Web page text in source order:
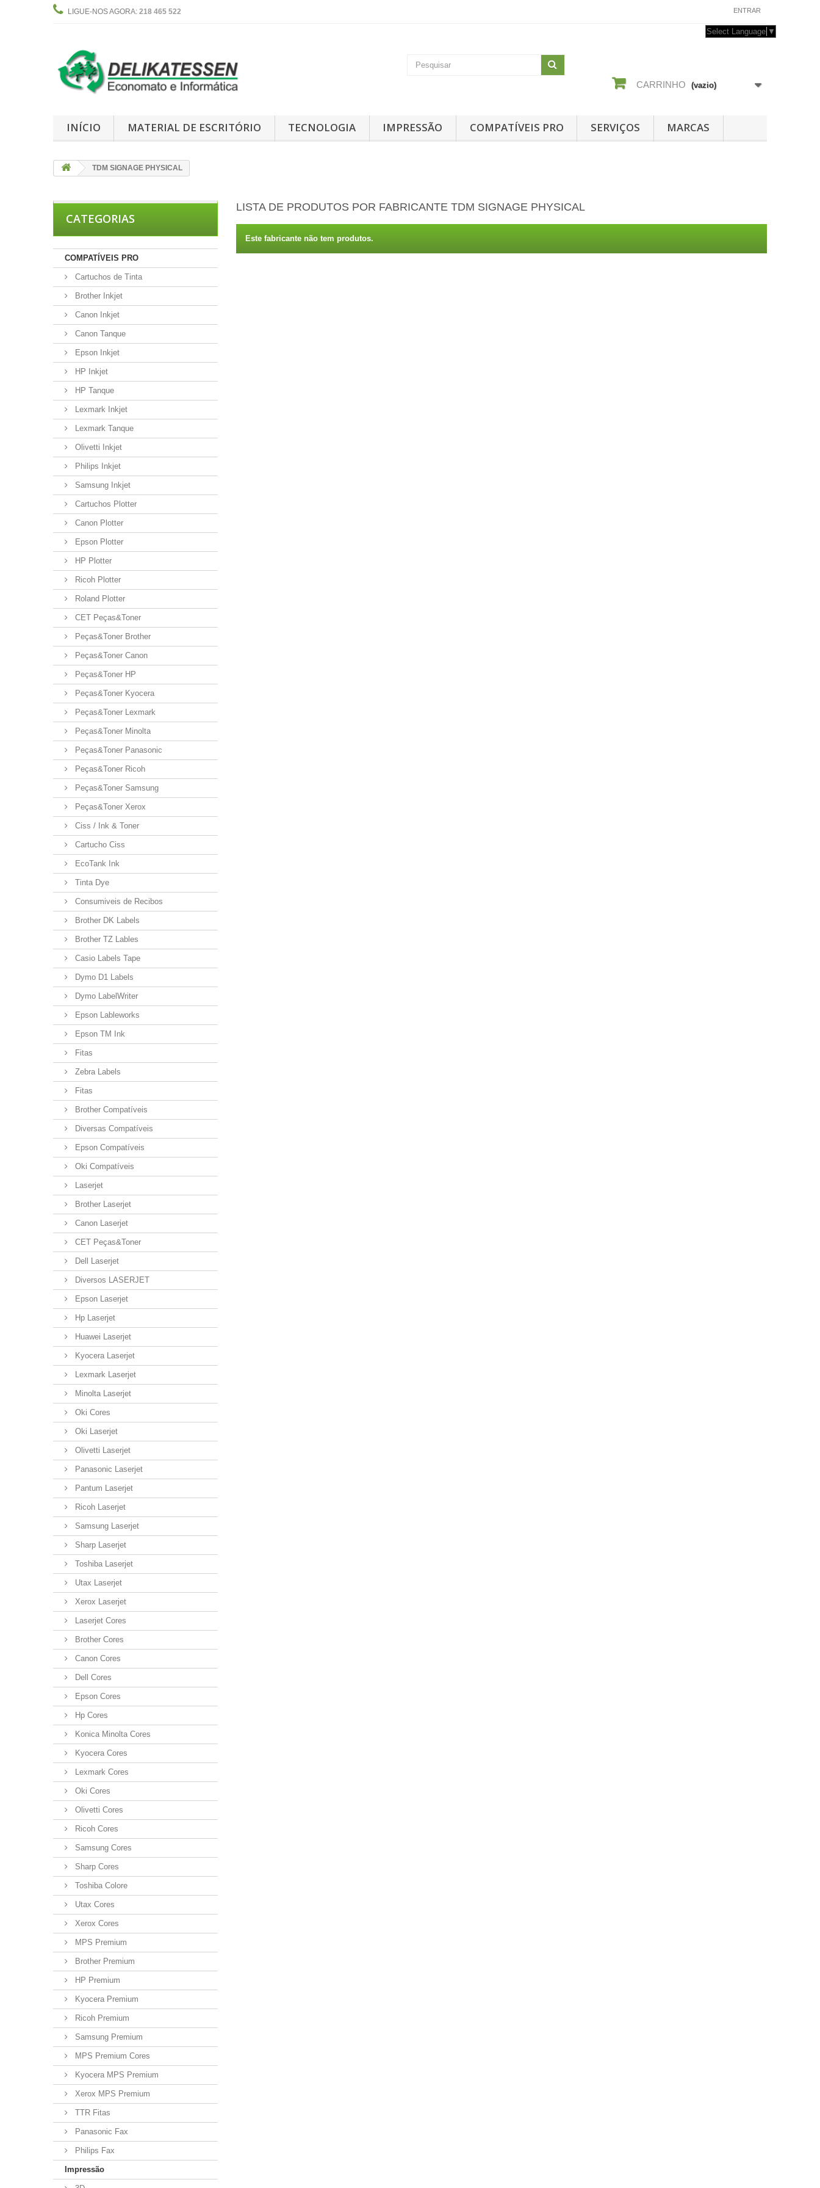
ENTRAR
LIGUE-NOS AGORA: 218 465 522
Select Language ▼
CARRINHO (vazio)
INÍCIO MATERIAL DE ESCRITÓRIO TECNOLOGIA IMPRESSÃO COMPATÍVEIS PRO SERVIÇOS MARCAS
TDM SIGNAGE PHYSICAL
CATEGORIAS
COMPATÍVEIS PRO
Cartuchos de Tinta
Brother Inkjet
Canon Inkjet
Canon Tanque
Epson Inkjet
HP Inkjet
HP Tanque
Lexmark Inkjet
Lexmark Tanque
Olivetti Inkjet
Philips Inkjet
Samsung Inkjet
Cartuchos Plotter
Canon Plotter
Epson Plotter
HP Plotter
Ricoh Plotter
Roland Plotter
CET Peças&Toner
Peças&Toner Brother
Peças&Toner Canon
Peças&Toner HP
Peças&Toner Kyocera
Peças&Toner Lexmark
Peças&Toner Minolta
Peças&Toner Panasonic
Peças&Toner Ricoh
Peças&Toner Samsung
Peças&Toner Xerox
Ciss / Ink & Toner
Cartucho Ciss
EcoTank Ink
Tinta Dye
Consumiveis de Recibos
Brother DK Labels
Brother TZ Lables
Casio Labels Tape
Dymo D1 Labels
Dymo LabelWriter
Epson Lableworks
Epson TM Ink
Fitas
Zebra Labels
Fitas
Brother Compatíveis
Diversas Compatíveis
Epson Compatíveis
Oki Compatíveis
Laserjet
Brother Laserjet
Canon Laserjet
CET Peças&Toner
Dell Laserjet
Diversos LASERJET
Epson Laserjet
Hp Laserjet
Huawei Laserjet
Kyocera Laserjet
Lexmark Laserjet
Minolta Laserjet
Oki Cores
Oki Laserjet
Olivetti Laserjet
Panasonic Laserjet
Pantum Laserjet
Ricoh Laserjet
Samsung Laserjet
Sharp Laserjet
Toshiba Laserjet
Utax Laserjet
Xerox Laserjet
Laserjet Cores
Brother Cores
Canon Cores
Dell Cores
Epson Cores
Hp Cores
Konica Minolta Cores
Kyocera Cores
Lexmark Cores
Oki Cores
Olivetti Cores
Ricoh Cores
Samsung Cores
Sharp Cores
Toshiba Colore
Utax Cores
Xerox Cores
MPS Premium
Brother Premium
HP Premium
Kyocera Premium
Ricoh Premium
Samsung Premium
MPS Premium Cores
Kyocera MPS Premium
Xerox MPS Premium
TTR Fitas
Panasonic Fax
Philips Fax
Impressão
LISTA DE PRODUTOS POR FABRICANTE TDM SIGNAGE PHYSICAL
Este fabricante não tem produtos.